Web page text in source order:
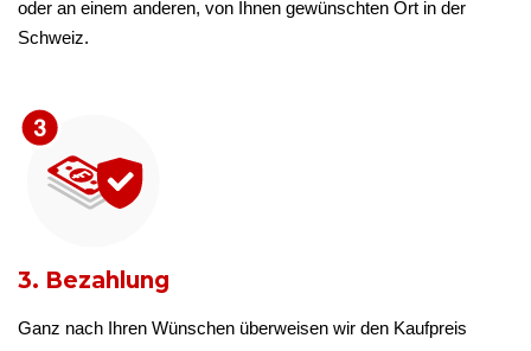
oder an einem anderen, von Ihnen gewünschten Ort in der
Schweiz.
3. Bezahlung
Ganz nach Ihren Wünschen überweisen wir den Kaufpreis